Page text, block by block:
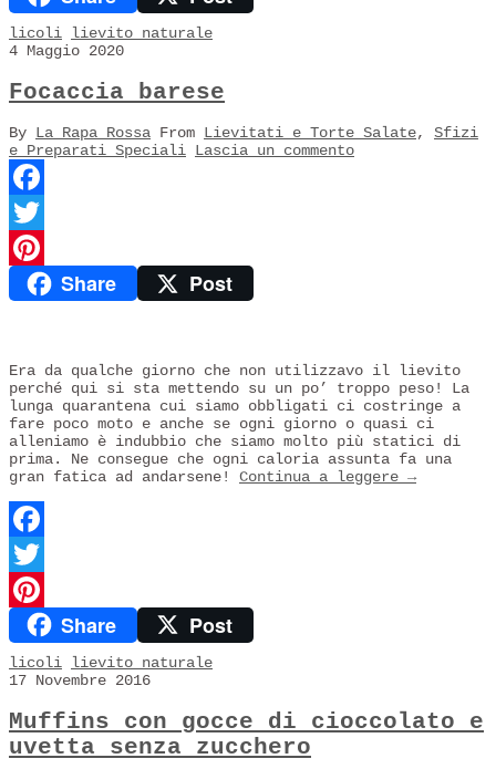
licoli lievito naturale
4 Maggio 2020
Focaccia barese
By La Rapa Rossa From Lievitati e Torte Salate, Sfizi
e Preparati Speciali Lascia un commento
Facebook
Twitter
PinterestShare Post
Era da qualche giorno che non utilizzavo il lievito
perché qui si sta mettendo su un po’ troppo peso! La
lunga quarantena cui siamo obbligati ci costringe a
fare poco moto e anche se ogni giorno o quasi ci
alleniamo è indubbio che siamo molto più statici di
prima. Ne consegue che ogni caloria assunta fa una
gran fatica ad andarsene! Continua a leggere →
Facebook
Twitter
PinterestShare Post
licoli lievito naturale
17 Novembre 2016
Muffins con gocce di cioccolato e
uvetta senza zucchero